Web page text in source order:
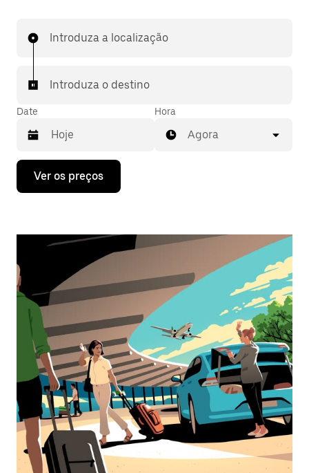
Introduza a localização
Introduza o destino
Date
Prima
tecla
interagir
o
calendário
e
selecionar
uma
data.
Prima
botão
Esc
fechar
o
calendário.
Hora
Agora
Ver os preços